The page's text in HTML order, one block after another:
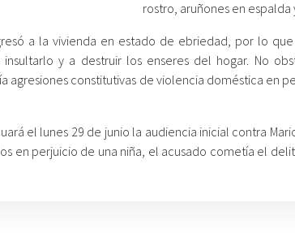
rostro, aruñones en espalda
a la vivienda en estado de ebriedad, por lo
y a destruir los enseres del hogar. No
constitutivas de violencia doméstica en
el lunes 29 de junio la audiencia inicial contra
en perjuicio de una niña, el acusado cometía el